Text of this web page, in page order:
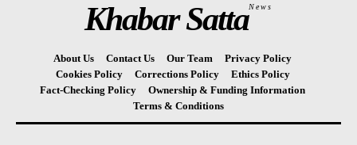
Khabar SattaNews
About Us Contact Us Our Team
Privacy Policy
Cookies Policy
Corrections Policy
Ethics Policy
Fact-Checking Policy
Ownership & Funding Information
Terms & Conditions